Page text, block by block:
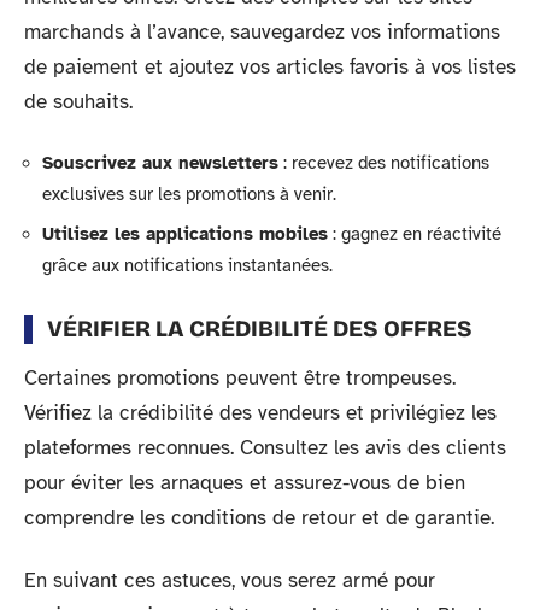
marchands à l’avance, sauvegardez vos informations
de paiement et ajoutez vos articles favoris à vos listes
de souhaits.
Souscrivez aux newsletters : recevez des notifications
exclusives sur les promotions à venir.
Utilisez les applications mobiles : gagnez en réactivité
grâce aux notifications instantanées.
VÉRIFIER LA CRÉDIBILITÉ DES OFFRES
Certaines promotions peuvent être trompeuses.
Vérifiez la crédibilité des vendeurs et privilégiez les
plateformes reconnues. Consultez les avis des clients
pour éviter les arnaques et assurez-vous de bien
comprendre les conditions de retour et de garantie.
En suivant ces astuces, vous serez armé pour